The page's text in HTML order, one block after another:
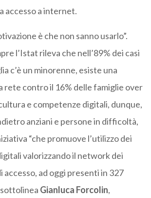
accesso a internet.
è che non sanno usarlo”.
l’Istat rileva che nell’89% dei casi
c’è un minorenne, esiste una
rete contro il 16% delle famiglie over
e competenze digitali, dunque,
anziani e persone in difficoltà,
“che promuove l’utilizzo dei
valorizzando il network dei
accesso, ad oggi presenti in 327
Gianluca Forcolin,